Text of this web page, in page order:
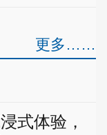
更多……
式体验，